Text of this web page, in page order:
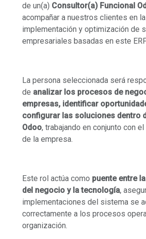
de un(a) Consultor(a) Funcional
acompañar a nuestros clientes en la
implementación y optimización de
empresariales basadas en este
La persona seleccionada será
de analizar los procesos de
empresas, identificar
configurar las soluciones dentro
Odoo, trabajando en conjunto con
de la empresa.
Este rol actúa como puente entre
del negocio y la tecnología,
implementaciones del sistema se
correctamente a los procesos
organización.